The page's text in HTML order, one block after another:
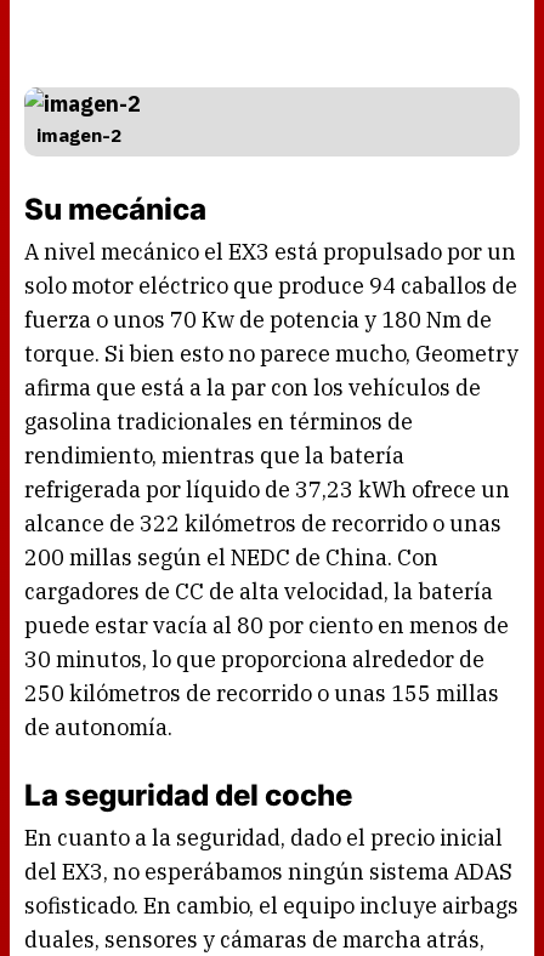
imagen-2
Su mecánica
A nivel mecánico el EX3 está propulsado por un
solo motor eléctrico que produce 94 caballos de
fuerza o unos 70 Kw de potencia y 180 Nm de
torque. Si bien esto no parece mucho, Geometry
afirma que está a la par con los vehículos de
gasolina tradicionales en términos de
rendimiento, mientras que la batería
refrigerada por líquido de 37,23 kWh ofrece un
alcance de 322 kilómetros de recorrido o unas
200 millas según el NEDC de China. Con
cargadores de CC de alta velocidad, la batería
puede estar vacía al 80 por ciento en menos de
30 minutos, lo que proporciona alrededor de
250 kilómetros de recorrido o unas 155 millas
de autonomía.
La seguridad del coche
En cuanto a la seguridad, dado el precio inicial
del EX3, no esperábamos ningún sistema ADAS
sofisticado. En cambio, el equipo incluye airbags
duales, sensores y cámaras de marcha atrás,